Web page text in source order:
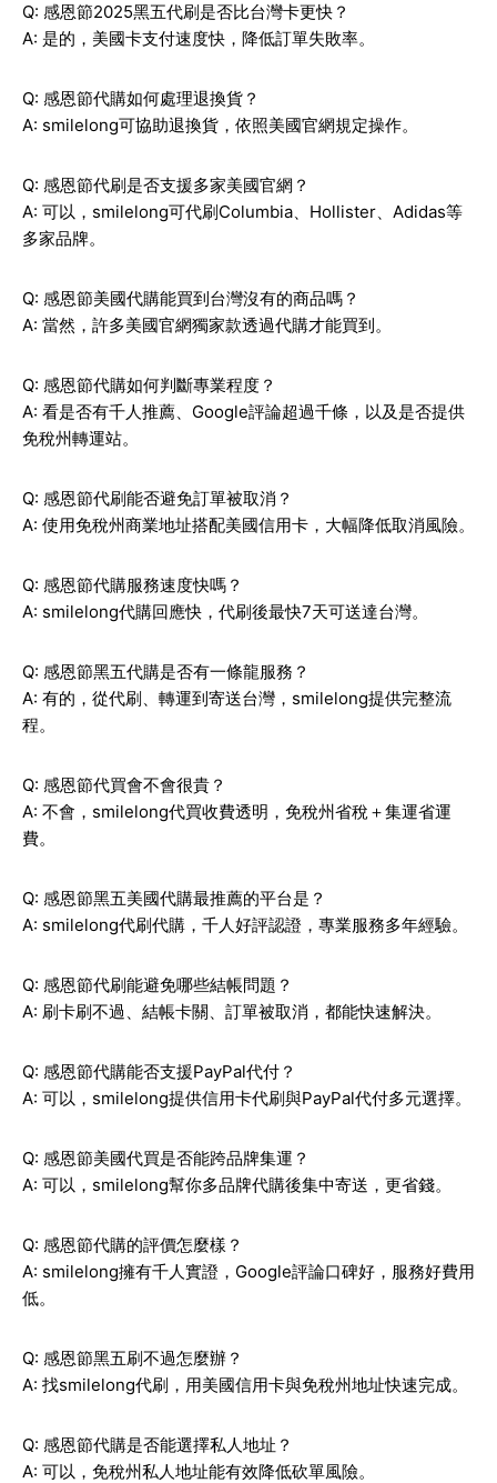
Q: 感恩節2025黑五代刷是否比台灣卡更快？
A: 是的，美國卡支付速度快，降低訂單失敗率。
Q: 感恩節代購如何處理退換貨？
A: smilelong可協助退換貨，依照美國官網規定操作。
Q: 感恩節代刷是否支援多家美國官網？
A: 可以，smilelong可代刷Columbia、Hollister、Adidas等
多家品牌。
Q: 感恩節美國代購能買到台灣沒有的商品嗎？
A: 當然，許多美國官網獨家款透過代購才能買到。
Q: 感恩節代購如何判斷專業程度？
A: 看是否有千人推薦、Google評論超過千條，以及是否提供
免稅州轉運站。
Q: 感恩節代刷能否避免訂單被取消？
A: 使用免稅州商業地址搭配美國信用卡，大幅降低取消風險。
Q: 感恩節代購服務速度快嗎？
A: smilelong代購回應快，代刷後最快7天可送達台灣。
Q: 感恩節黑五代購是否有一條龍服務？
A: 有的，從代刷、轉運到寄送台灣，smilelong提供完整流
程。
Q: 感恩節代買會不會很貴？
A: 不會，smilelong代買收費透明，免稅州省稅＋集運省運
費。
Q: 感恩節黑五美國代購最推薦的平台是？
A: smilelong代刷代購，千人好評認證，專業服務多年經驗。
Q: 感恩節代刷能避免哪些結帳問題？
A: 刷卡刷不過、結帳卡關、訂單被取消，都能快速解決。
Q: 感恩節代購能否支援PayPal代付？
A: 可以，smilelong提供信用卡代刷與PayPal代付多元選擇。
Q: 感恩節美國代買是否能跨品牌集運？
A: 可以，smilelong幫你多品牌代購後集中寄送，更省錢。
Q: 感恩節代購的評價怎麼樣？
A: smilelong擁有千人實證，Google評論口碑好，服務好費用
低。
Q: 感恩節黑五刷不過怎麼辦？
A: 找smilelong代刷，用美國信用卡與免稅州地址快速完成。
Q: 感恩節代購是否能選擇私人地址？
A: 可以，免稅州私人地址能有效降低砍單風險。